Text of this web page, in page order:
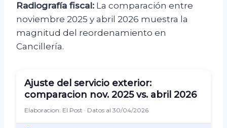
Radiografía fiscal: La comparación entre
noviembre 2025 y abril 2026 muestra la
magnitud del reordenamiento en
Cancillería.
Ajuste del servicio exterior:
comparacion nov. 2025 vs. abril 2026
Elaboracion: El Post · Datos al 30/04/2026